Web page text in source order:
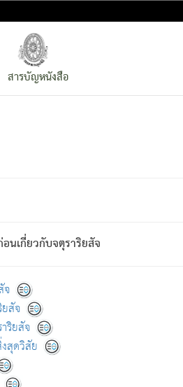
สารบัญหนังสือ
นเกี่ยวกับจตุราริยสัจ
จ
สัจ
ริยสัจ
สุดวิสัย
เสียดแทง) นั้นโดยความเป็นตัวเป็นตน
ยประการอื่นจากที่เขาสำคัญนั้น
นเป็นอยู่จริง) จึงได้เพลิดเพลินยิ่งนักใน
ดสิ่งนั้นเป็นทุกข์
รากล่าวว่า สมณะหรือพราหมณ์ทั้งปว
วิภพ[2]
: เรากล่าวว่า สมณะหรือพราห
ะว่า สัตว์ผู้ยินดีในภพอันเป็นแล้วนั้น
วง; ภพทั้งหลายทั้งหมดนั้น ไม่เที่ยง เป็น
มละภวตัณหาได้ และไม่เพลิดเพลินวิภวตั